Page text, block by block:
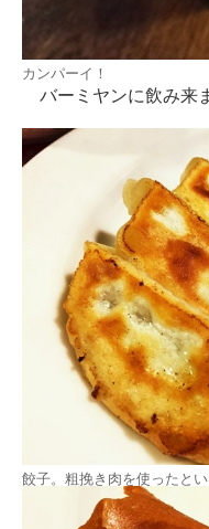
カンパーイ！
バーミヤンに飲み来
餃子。粗挽き肉を使ったとい